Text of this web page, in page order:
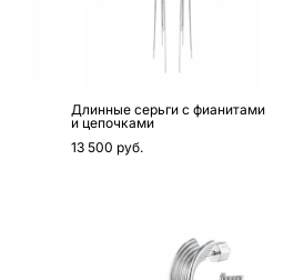
Длинные серьги с фианитами
и цепочками
13 500 pуб.